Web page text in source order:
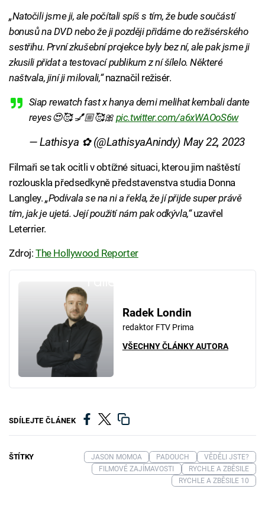
„Natočili jsme ji, ale počítali spíš s tím, že bude součástí
bonusů na DVD nebo že ji později přidáme do režisérského
sestřihu. První zkušební projekce byly bez ní, ale pak jsme ji
zkusili přidat a testovací publikum z ní šílelo. Některé
naštvala, jiní ji milovali,“naznačil režisér.
Siap rewatch fast x hanya demi melihat kembali dante
reyes😍🥰 💅🏼🥰🎀 pic.twitter.com/a6xWAOoS6w
— Lathisya ✿ (@LathisyaAnindy)May 22, 2023
Filmaři se tak ocitli v obtížné situaci, kterou jim naštěstí
rozlouskla předsedkyně představenstva studia Donna
Langley.„Podívala se na ni a řekla, že jí přijde super právě
tím, jak je ujetá. Její použití nám pak odkývla,“uzavřel
Leterrier.
Zdroj:The Hollywood Reporter
Radek Londin
redaktor FTV Prima
VŠECHNY ČLÁNKY AUTORA
SDÍLEJTE ČLÁNEK
ŠTÍTKY JASON MOMOA PADOUCH
VĚDĚLI JSTE?
FILMOVÉ ZAJÍMAVOSTI
RYCHLE A ZBĚSILE
RYCHLE A ZBĚSILE 10